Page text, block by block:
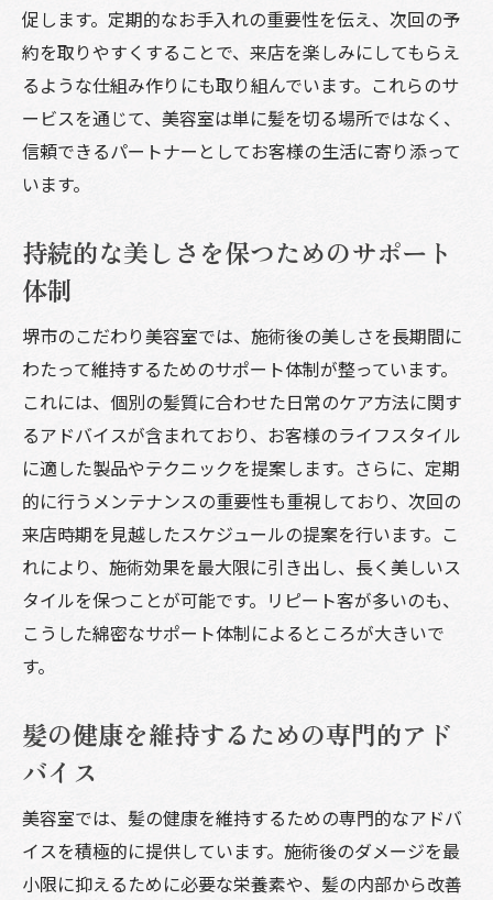
促します。定期的なお手入れの重要性を伝え、次回の予
約を取りやすくすることで、来店を楽しみにしてもらえ
るような仕組み作りにも取り組んでいます。これらのサ
ービスを通じて、美容室は単に髪を切る場所ではなく、
信頼できるパートナーとしてお客様の生活に寄り添って
います。
持続的な美しさを保つためのサポート
体制
堺市のこだわり美容室では、施術後の美しさを長期間に
わたって維持するためのサポート体制が整っています。
これには、個別の髪質に合わせた日常のケア方法に関す
るアドバイスが含まれており、お客様のライフスタイル
に適した製品やテクニックを提案します。さらに、定期
的に行うメンテナンスの重要性も重視しており、次回の
来店時期を見越したスケジュールの提案を行います。こ
れにより、施術効果を最大限に引き出し、長く美しいス
タイルを保つことが可能です。リピート客が多いのも、
こうした綿密なサポート体制によるところが大きいで
す。
髪の健康を維持するための専門的アド
バイス
美容室では、髪の健康を維持するための専門的なアドバ
イスを積極的に提供しています。施術後のダメージを最
小限に抑えるために必要な栄養素や、髪の内部から改善